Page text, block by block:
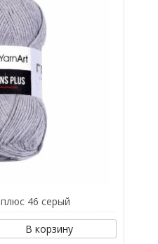
46 серый
В корзину